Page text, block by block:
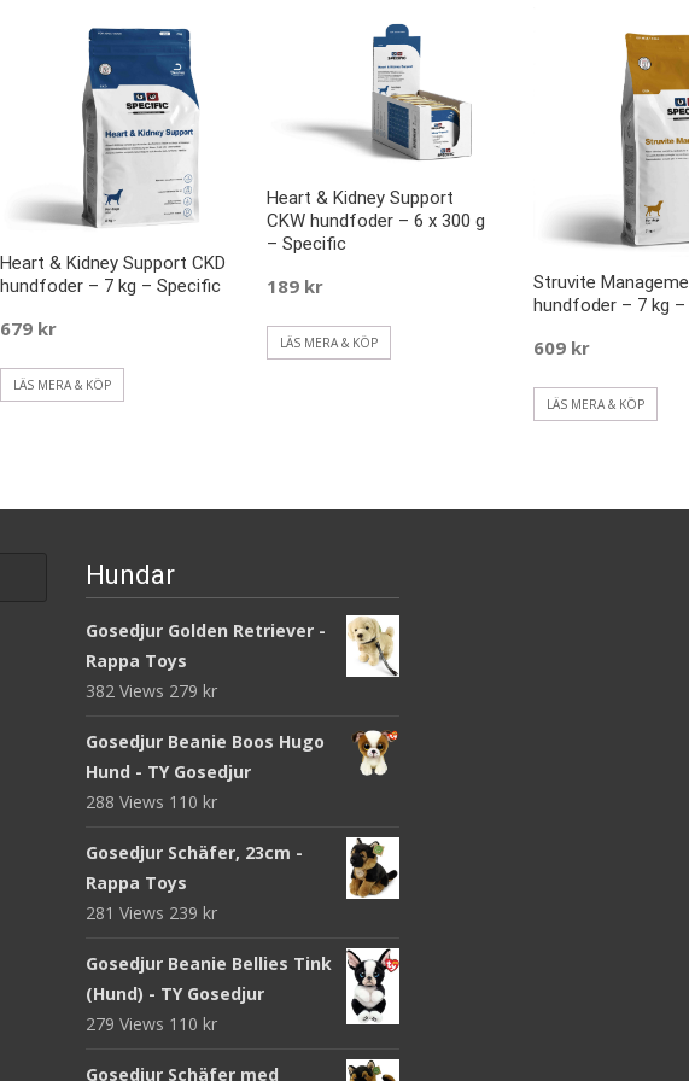
Heart & Kidney Support CKD
hundfoder – 7 kg – Specific
679 kr
LÄS MERA & KÖP
Heart & Kidney Support
CKW hundfoder – 6 x 300 g
– Specific
189 kr
LÄS MERA & KÖP
Struvite
hundfoder – 7 kg
609 kr
LÄS MERA & KÖP
Hundar
Gosedjur Golden Retriever -
Rappa Toys
382 Views 279 kr
Gosedjur Beanie Boos Hugo
Hund - TY Gosedjur
288 Views 110 kr
Gosedjur Schäfer, 23cm -
Rappa Toys
281 Views 239 kr
Gosedjur Beanie Bellies Tink
(Hund) - TY Gosedjur
279 Views 110 kr
Gosedjur Schäfer med